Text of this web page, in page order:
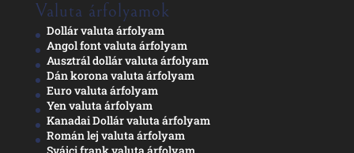
Valuta árfolyamok
Dollár valuta árfolyam
Angol font valuta árfolyam
Ausztrál dollár valuta árfolyam
Dán korona valuta árfolyam
Euro valuta árfolyam
Yen valuta árfolyam
Kanadai Dollár valuta árfolyam
Román lej valuta árfolyam